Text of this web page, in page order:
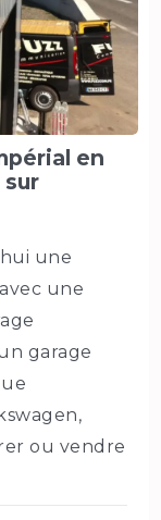
en
une
une
garage
ou vendre